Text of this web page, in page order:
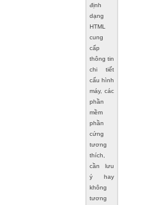
định
dạng
HTML
cung
cấp
thông tin
chi tiết
cấu hình
máy, các
phần
mềm
phần
cứng
tương
thích,
cần lưu
ý hay
không
tương